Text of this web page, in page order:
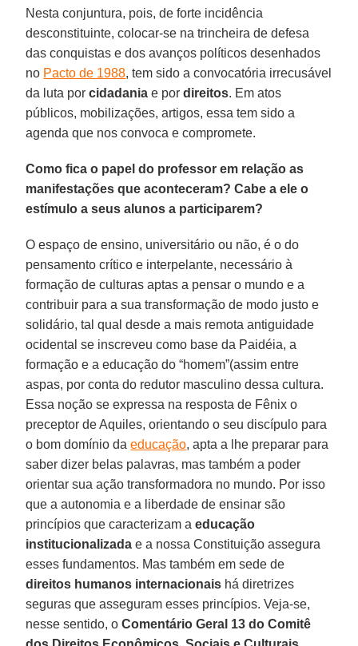
Nesta conjuntura, pois, de forte incidência
desconstituinte, colocar-se na trincheira de defesa
das conquistas e dos avanços políticos desenhados
no Pacto de 1988, tem sido a convocatória irrecusável
da luta porcidadania e pordireitos. Em atos
públicos, mobilizações, artigos, essa tem sido a
agenda que nos convoca e compromete.
Como fica o papel do professor em relação as
manifestações que aconteceram? Cabe a ele o
estímulo a seus alunos a participarem?
O espaço de ensino, universitário ou não, é o do
pensamento crítico e interpelante, necessário à
formação de culturas aptas a pensar o mundo e a
contribuir para a sua transformação de modo justo e
solidário, tal qual desde a mais remota antiguidade
ocidental se inscreveu como base da Paidéia, a
formação e a educação do “homem”(assim entre
aspas, por conta do redutor masculino dessa cultura.
Essa noção se expressa na resposta de Fênix o
preceptor de Aquiles, orientando o seu discípulo para
o bom domínio daeducação, apta a lhe preparar para
saber dizer belas palavras, mas também a poder
orientar sua ação transformadora no mundo. Por isso
que a autonomia e a liberdade de ensinar são
princípios que caracterizam aeducação
institucionalizada e a nossa Constituição assegura
esses fundamentos. Mas também em sede de
direitos humanos internacionais há diretrizes
seguras que asseguram esses princípios. Veja-se,
nesse sentido, oComentário Geral 13 do Comitê